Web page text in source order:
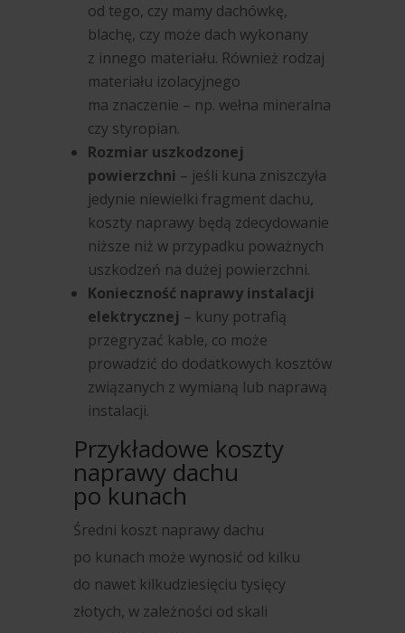
od tego, czy mamy dachówkę,
blachę, czy może dach wykonany
z innego materiału. Również rodzaj
materiału izolacyjnego
ma znaczenie – np. wełna mineralna
czy styropian.
Rozmiar uszkodzonej
powierzchni – jeśli kuna zniszczyła
jedynie niewielki fragment dachu,
koszty naprawy będą zdecydowanie
niższe niż w przypadku poważnych
uszkodzeń na dużej powierzchni.
Konieczność naprawy instalacji
elektrycznej – kuny potrafią
przegryzać kable, co może
prowadzić do dodatkowych kosztów
związanych z wymianą lub naprawą
instalacji.
Przykładowe koszty
naprawy dachu
po kunach
Średni koszt naprawy dachu
po kunach może wynosić od kilku
do nawet kilkudziesięciu tysięcy
złotych, w zależności od skali